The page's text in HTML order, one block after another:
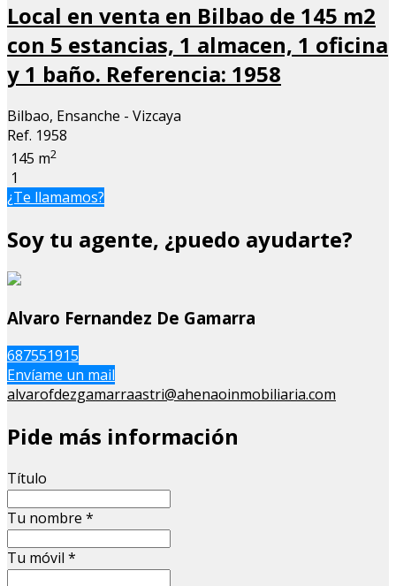
Local en venta en Bilbao de 145 m2
con 5 estancias, 1 almacen, 1 oficina
y 1 baño. Referencia: 1958
Bilbao, Ensanche - Vizcaya
Ref. 1958
145 m2
1
¿Te llamamos?
Soy tu agente, ¿puedo ayudarte?
Alvaro Fernandez De Gamarra
687551915
Envíame un mail
alvarofdezgamarraastri@ahenaoinmobiliaria.com
Pide más información
Título
Tu nombre *
Tu móvil *